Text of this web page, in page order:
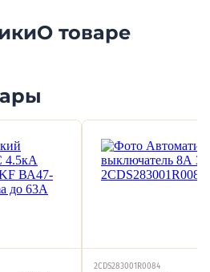
О товаре
2CDS283001R0084